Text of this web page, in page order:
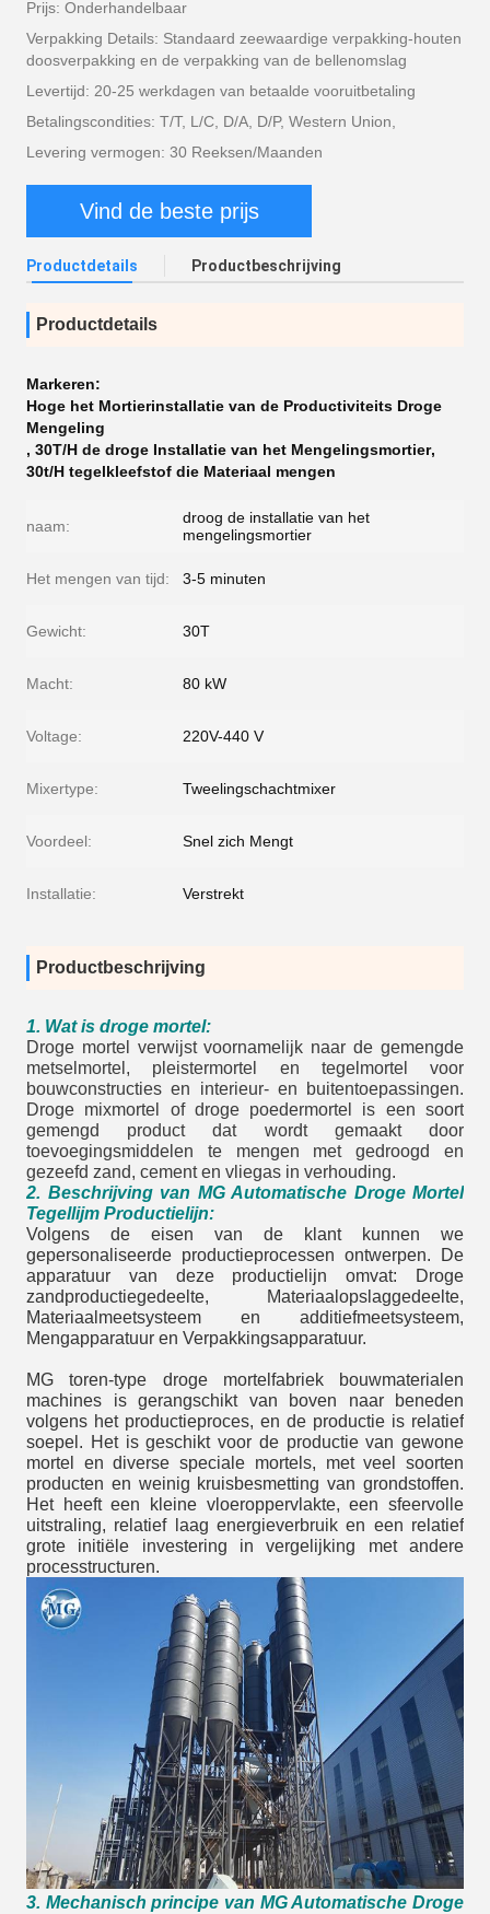
Prijs: Onderhandelbaar
Verpakking Details: Standaard zeewaardige verpakking-houten
doosverpakking en de verpakking van de bellenomslag
Levertijd: 20-25 werkdagen van betaalde vooruitbetaling
Betalingscondities: T/T, L/C, D/A, D/P, Western Union,
Levering vermogen: 30 Reeksen/Maanden
Vind de beste prijs
Productdetails Productbeschrijving
Productdetails
Markeren:
Hoge het Mortierinstallatie van de Productiviteits Droge
Mengeling
, 30T/H de droge Installatie van het Mengelingsmortier,
30t/H tegelkleefstof die Materiaal mengen
naam:
droog de installatie van het
mengelingsmortier
Het mengen van tijd: 3-5 minuten
Gewicht: 30T
Macht: 80 kW
Voltage: 220V-440 V
Mixertype: Tweelingschachtmixer
Voordeel: Snel zich Mengt
Installatie: Verstrekt
Productbeschrijving
1. Wat is droge mortel:
Droge mortel verwijst voornamelijk naar de gemengde
metselmortel, pleistermortel en tegelmortel voor
bouwconstructies en interieur- en buitentoepassingen.
Droge mixmortel of droge poedermortel is een soort
gemengd product dat wordt gemaakt door
toevoegingsmiddelen te mengen met gedroogd en
gezeefd zand, cement en vliegas in verhouding.
2. Beschrijving van MG Automatische Droge Mortel
Tegellijm Productielijn:
Volgens de eisen van de klant kunnen we
gepersonaliseerde productieprocessen ontwerpen. De
apparatuur van deze productielijn omvat: Droge
zandproductiegedeelte, Materiaalopslaggedeelte,
Materiaalmeetsysteem en additiefmeetsysteem,
Mengapparatuur en Verpakkingsapparatuur.
MG toren-type droge mortelfabriek bouwmaterialen
machines is gerangschikt van boven naar beneden
volgens het productieproces, en de productie is relatief
soepel. Het is geschikt voor de productie van gewone
mortel en diverse speciale mortels, met veel soorten
producten en weinig kruisbesmetting van grondstoffen.
Het heeft een kleine vloeroppervlakte, een sfeervolle
uitstraling, relatief laag energieverbruik en een relatief
grote initiële investering in vergelijking met andere
processtructuren.
3. Mechanisch principe van MG Automatische Droge